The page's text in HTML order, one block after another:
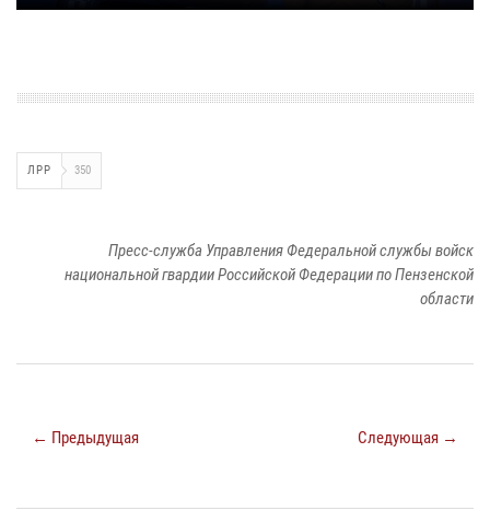
ЛРР 350
Пресс-служба Управления Федеральной службы войск
национальной гвардии Российской Федерации по Пензенской
области
← Предыдущая Следующая →